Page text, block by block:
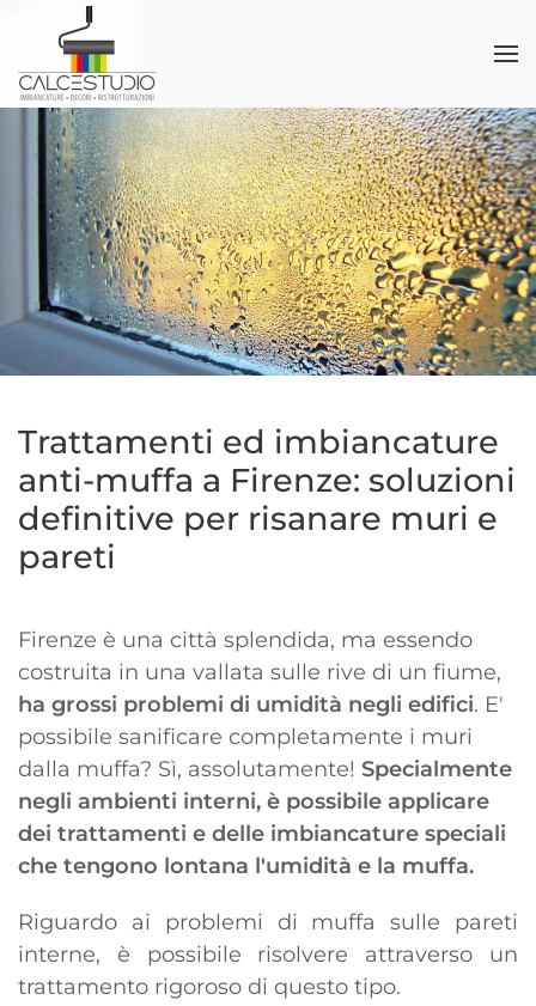
Skip to main content
Trattamenti ed imbiancature
anti-muffa a Firenze: soluzioni
definitive per risanare muri e
pareti
Firenze è una città splendida, ma essendo
costruita in una vallata sulle rive di un fiume,
ha grossi problemi di umidità negli edifici. E'
possibile sanificare completamente i muri
dalla muffa? Sì, assolutamente! Specialmente
negli ambienti interni, è possibile applicare
dei trattamenti e delle imbiancature speciali
che tengono lontana l'umidità e la muffa.
Riguardo ai problemi di muffa sulle pareti
interne, è possibile risolvere attraverso un
trattamento rigoroso di questo tipo.